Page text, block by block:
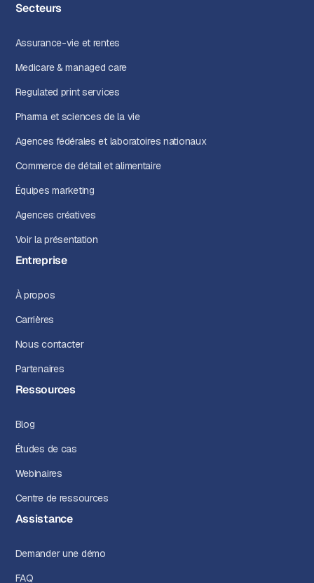
Secteurs
Assurance-vie et rentes
Medicare & managed care
Regulated print services
Pharma et sciences de la vie
Agences fédérales et laboratoires nationaux
Commerce de détail et alimentaire
Équipes marketing
Agences créatives
Voir la présentation
Entreprise
À propos
Carrières
Nous contacter
Partenaires
Ressources
Blog
Études de cas
Webinaires
Centre de ressources
Assistance
Demander une démo
FAQ